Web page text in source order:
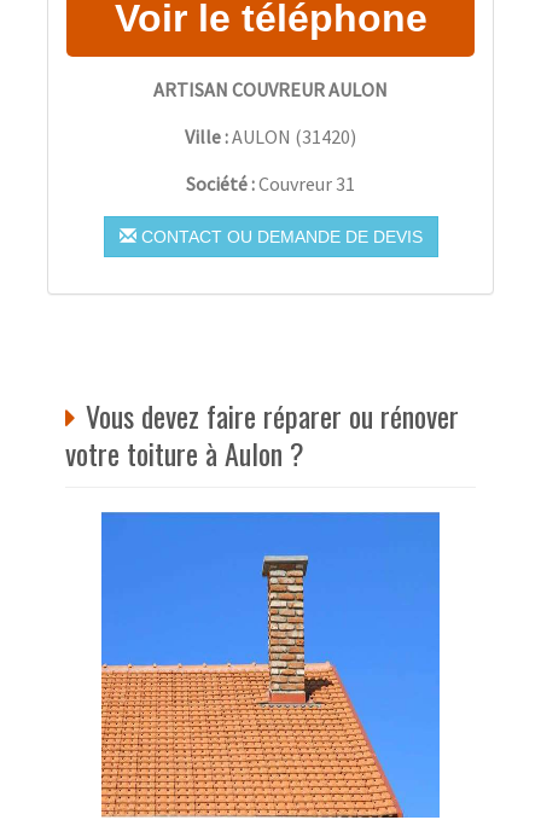
ARTISAN COUVREUR AULON
Ville :AULON (31420)
Société :Couvreur 31
CONTACT OU DEMANDE DE DEVIS
Vous devez faire réparer ou rénover
votre toiture à Aulon ?